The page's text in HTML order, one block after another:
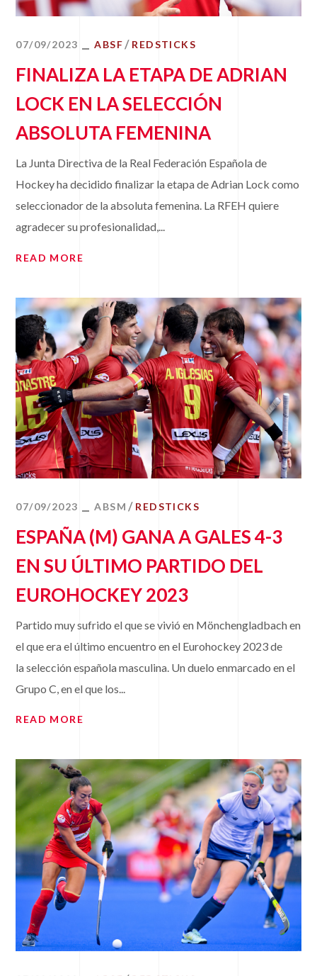
07/09/2023 ABSF REDSTICKS
FINALIZA LA ETAPA DE ADRIAN
LOCK EN LA SELECCIÓN
ABSOLUTA FEMENINA
La Junta Directiva de la Real Federación Española de
Hockey ha decidido finalizar la etapa de Adrian Lock como
seleccionador de la absoluta femenina. La RFEH quiere
agradecer su profesionalidad,...
READ MORE
07/09/2023 ABSM REDSTICKS
ESPAÑA (M) GANA A GALES 4-3
EN SU ÚLTIMO PARTIDO DEL
EUROHOCKEY 2023
Partido muy sufrido el que se vivió en Mönchengladbach en
el que era el último encuentro en el Eurohockey 2023 de
la selección española masculina. Un duelo enmarcado en el
Grupo C, en el que los...
READ MORE